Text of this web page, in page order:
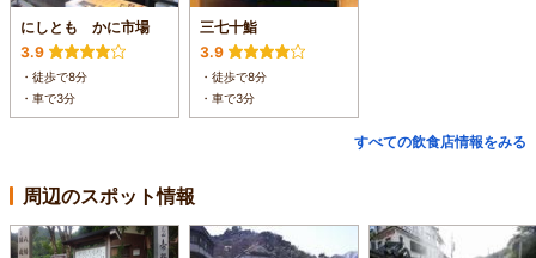
にしとも かに市場
3.9
・徒歩で8分
・車で3分
三七十鮨
3.9
・徒歩で8分
・車で3分
すべての飲食店情報をみる
周辺のスポット情報